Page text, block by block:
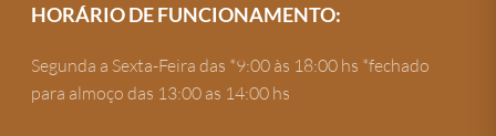
HORÁRIO DE FUNCIONAMENTO:
Segunda a Sexta-Feira das *9:00 às 18:00 hs *fechado
para almoço das 13:00 as 14:00 hs